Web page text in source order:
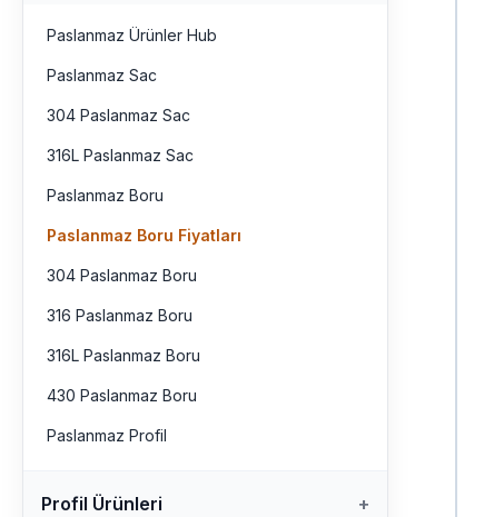
Paslanmaz Ürünler Hub
Paslanmaz Sac
304 Paslanmaz Sac
316L Paslanmaz Sac
Paslanmaz Boru
Paslanmaz Boru Fiyatları
304 Paslanmaz Boru
316 Paslanmaz Boru
316L Paslanmaz Boru
430 Paslanmaz Boru
Paslanmaz Profil
Profil Ürünleri